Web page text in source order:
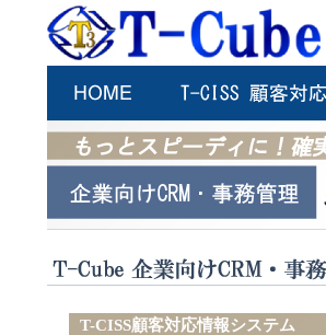
T-CISS顧客対応情報システム